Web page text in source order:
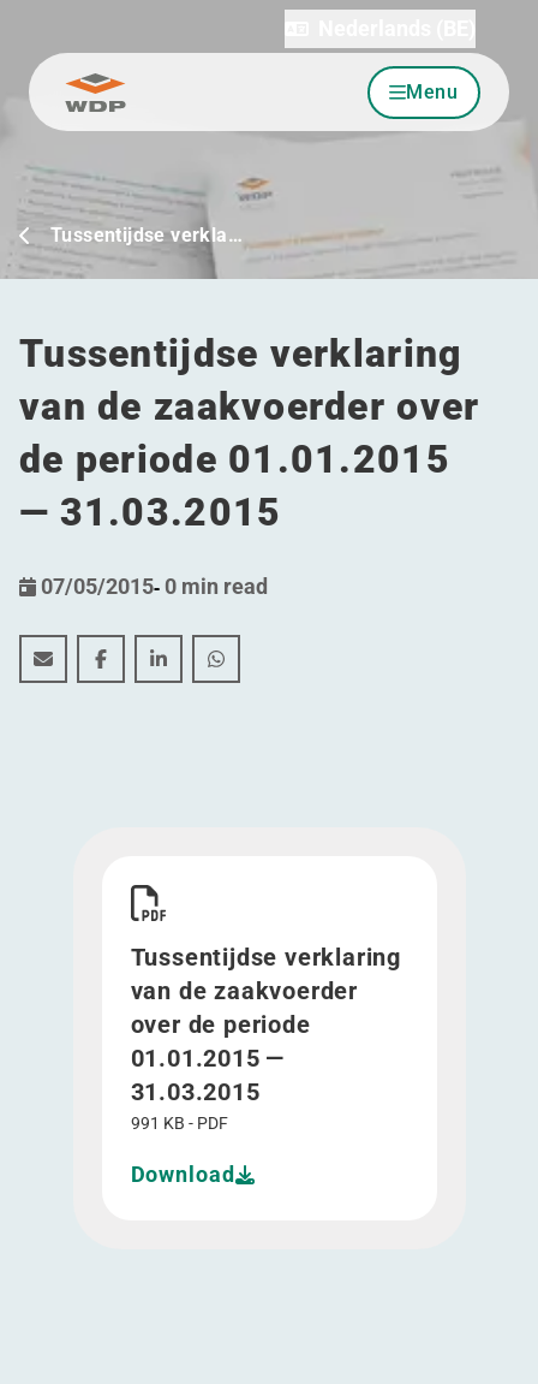
Ga naar inhoud Menu
Tussentijdse verkla…
Tussentijdse verklaring
van de zaakvoerder over
de periode 01.01.2015
— 31.03.2015
07/05/2015- 0 min read
Tussentijdse verklaring van de zaakvoerder over de
Tussentijdse verklaring van de zaakvoerder
Tussentijdse verklaring van de
Tussentijdse verklaring van de
Tussentijdse verklaring
van de zaakvoerder
over de periode
01.01.2015 —
31.03.2015
991 KB - PDF
Download